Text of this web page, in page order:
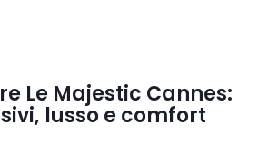
Le Majestic Cannes:
lusso e comfort